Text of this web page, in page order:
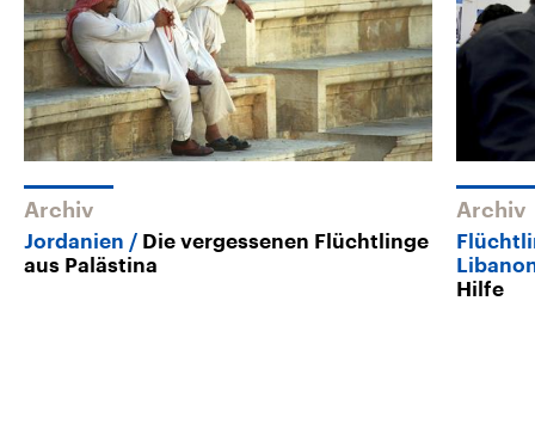
Archiv
Jordanien
Die vergessenen Flüchtlinge
aus Palästina
Archiv
Hilfe